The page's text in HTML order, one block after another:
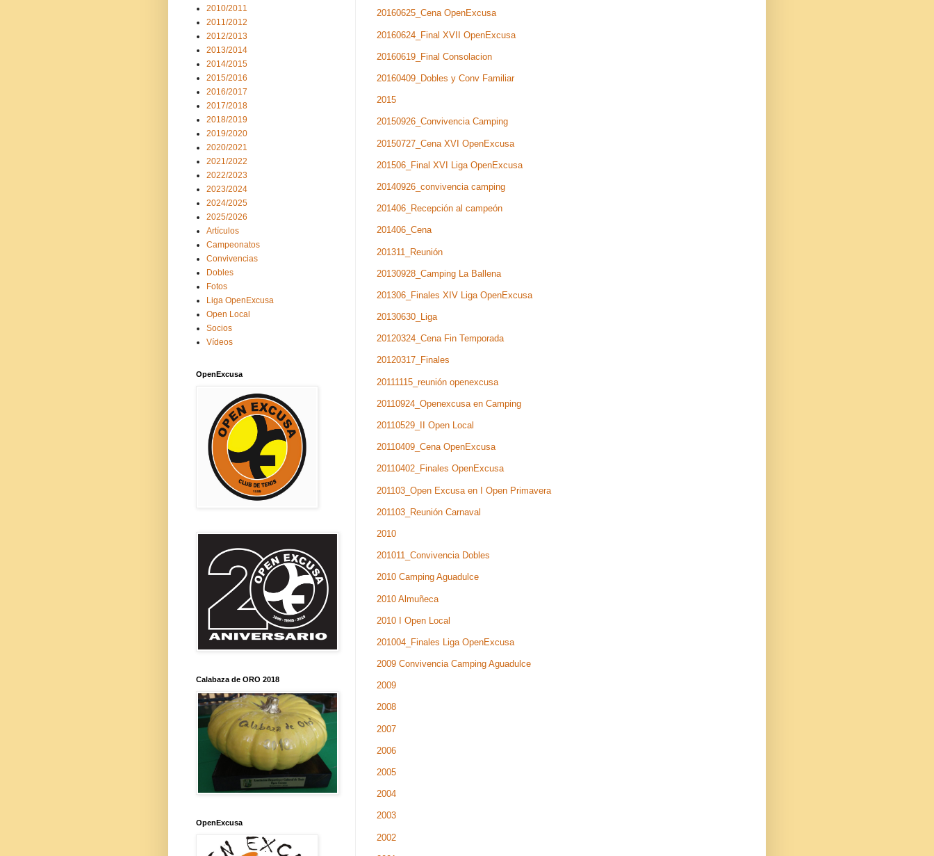
20160625_Cena OpenExcusa
20160624_Final XVII OpenExcusa
20160619_Final Consolacion
20160409_Dobles y Conv Familiar
2015
20150926_Convivencia Camping
20150727_Cena XVI OpenExcusa
201506_Final XVI Liga OpenExcusa
20140926_convivencia camping
201406_Recepción al campeón
201406_Cena
201311_Reunión
20130928_Camping La Ballena
201306_Finales XIV Liga OpenExcusa
20130630_Liga
20120324_Cena Fin Temporada
20120317_Finales
20111115_reunión openexcusa
20110924_Openexcusa en Camping
20110529_II Open Local
20110409_Cena OpenExcusa
20110402_Finales OpenExcusa
201103_Open Excusa en I Open Primavera
201103_Reunión Carnaval
2010
201011_Convivencia Dobles
2010 Camping Aguadulce
2010 Almuñeca
2010 I Open Local
201004_Finales Liga OpenExcusa
2009 Convivencia Camping Aguadulce
2009
2008
2007
2006
2005
2004
2003
2002
2010/2011
2011/2012
2012/2013
2013/2014
2014/2015
2015/2016
2016/2017
2017/2018
2018/2019
2019/2020
2020/2021
2021/2022
2022/2023
2023/2024
2024/2025
2025/2026
Artículos
Campeonatos
Convivencias
Dobles
Fotos
Liga OpenExcusa
Open Local
Socios
Vídeos
OpenExcusa
Calabaza de ORO 2018
OpenExcusa